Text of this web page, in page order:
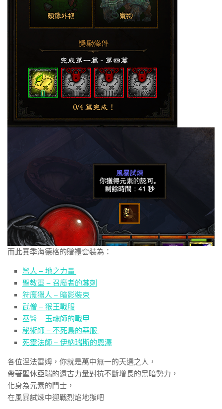
而此賽季海德格的贈禮套裝為：
蠻人 – 地之力量
聖教軍 – 召魔者的棘刺
狩魔獵人 – 暗影裝束
武僧 – 猴王戰服
巫醫 – 玉魂師的戰甲
秘術師 – 不死鳥的華服
死靈法師 – 伊納瑞斯的恩澤
各位涅法雷姆，你就是萬中無一的天選之人，
帶著聖休亞瑞的遠古力量對抗不斷增長的黑暗勢力，
化身為元素的鬥士，
在風暴試煉中迎戰烈焰地獄吧